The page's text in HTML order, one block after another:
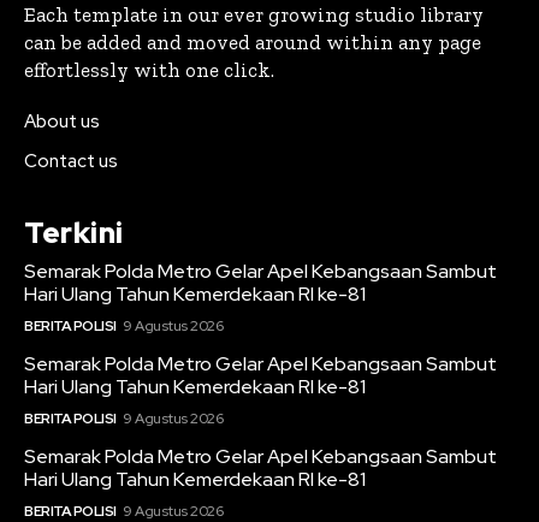
Each template in our ever growing studio library
can be added and moved around within any page
effortlessly with one click.
About us
Contact us
Terkini
Semarak Polda Metro Gelar Apel Kebangsaan Sambut
Hari Ulang Tahun Kemerdekaan RI ke-81
BERITA POLISI 9 Agustus 2026
Semarak Polda Metro Gelar Apel Kebangsaan Sambut
Hari Ulang Tahun Kemerdekaan RI ke-81
BERITA POLISI 9 Agustus 2026
Semarak Polda Metro Gelar Apel Kebangsaan Sambut
Hari Ulang Tahun Kemerdekaan RI ke-81
BERITA POLISI 9 Agustus 2026